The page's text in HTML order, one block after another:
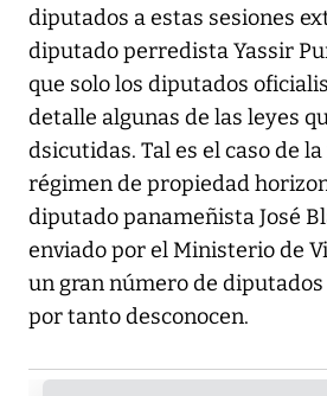
diputados a estas sesiones
diputado perredista Yassir
que solo los diputados
detalle algunas de las leyes
dsicutidas. Tal es el caso de
régimen de propiedad
diputado panameñista José
enviado por el Ministerio de
un gran número de
por tanto desconocen.